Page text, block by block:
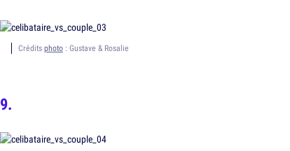
Crédits photo : Gustave & Rosalie